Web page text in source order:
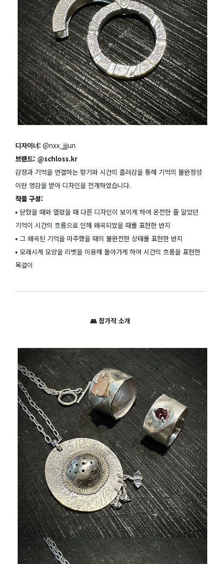
디자이너: @nxx_jjjun
브랜드: @schloss.kr
감정과 기억을 연결하는 향기와 시간의 흘러감을 통해 기억의 불완정성
이란 영감을 받아 디자인을 전개하였습니다.
작품 구성:
▪️ 닫혔을 때와 열렸을 때 다른 디자인이 보이게 하여 온전한 줄 알았던
기억이 시간의 흐름으로 인해 왜곡되었을 때를 표현한 반지
▪️ 그 왜곡된 기억을 마주했을 때의 불완전한 상태를 표현한 반지
▪️ 모래시계 모양을 리벳을 이용해 돌아가게 하여 시간의 흐름을 표현한
목걸이
👥 참가작 소개